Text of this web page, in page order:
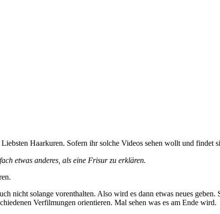
Haarkuren. Sofern ihr solche Videos sehen wollt und findet
etwas anderes, als eine Frisur zu erklären.
nicht solange vorenthalten. Also wird es dann etwas neues
Verfilmungen orientieren. Mal sehen was es am Ende wird.